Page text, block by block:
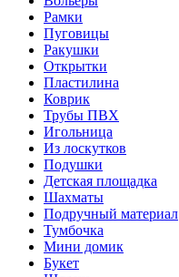
Рамки
Пуговицы
Ракушки
Открытки
Пластилина
Коврик
Трубы ПВХ
Игольница
Из лоскутков
Подушки
Детская площадка
Шахматы
Подручный материал
Тумбочка
Мини домик
Букет